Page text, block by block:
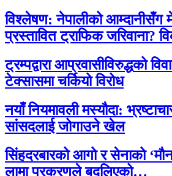
विश्लेषण: नेपालीको आम्दानीसँग
प्रस्तावित ट्राफिक जरिवाना?
ट्रम्पद्वारा आप्रवासीविरुद्धको
टेक्सासमा चर्कियो विरोध
नयाँ नियमावली मस्यौदा:
सांसदलाई जोगाउने खेल
सिंहदरबारको आगो र सेनाको
लामा प्रकरणले बदलिएको…